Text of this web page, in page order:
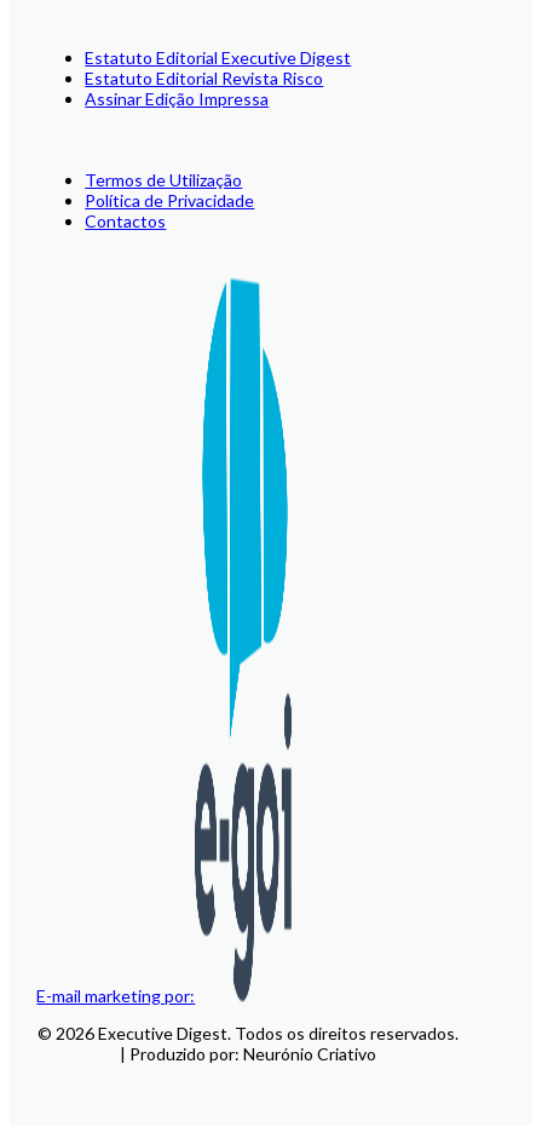
E-mail marketing por:
Estatuto Editorial Executive Digest
Estatuto Editorial Revista Risco
Assinar Edição Impressa
Termos de Utilização
Política de Privacidade
Contactos
© 2026 Executive Digest. Todos os direitos reservados.
| Produzido por: Neurónio Criativo